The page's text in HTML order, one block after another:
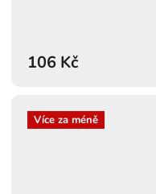
106 Kč
Více za méně